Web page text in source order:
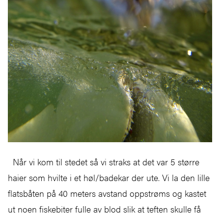
Når vi kom til stedet så vi straks at det var 5 større
haier som hvilte i et høl/badekar der ute. Vi la den lille
flatsbåten på 40 meters avstand oppstrøms og kastet
ut noen fiskebiter fulle av blod slik at teften skulle få